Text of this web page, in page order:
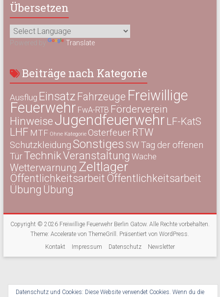
Übersetzen
Powered by Translate
Beiträge nach Kategorie
Ausflug Einsatz Fahrzeuge Freiwillige
Feuerwehr FwA-RTB Förderverein
HinweiseJugendfeuerwehr LF-KatS
LHF MTF Ohne Kategorie Osterfeuer RTW
SchutzkleidungSonstiges SWTag der offenen
TürTechnikVeranstaltung Wache
Wetterwarnung Zeltlager
Öffentlichkeitsarbeit Öffentlichkeitsarbeit
Übung Übung
Copyright © 2026 Freiwillige Feuerwehr Berlin Gatow. Alle Rechte vorbehalten.
Theme:Accelerate von ThemeGrill. Präsentiert vonWordPress.
Kontakt
Impressum Datenschutz Newsletter
Datenschutz und Cookies: Diese Website verwendet Cookies. Wenn du die